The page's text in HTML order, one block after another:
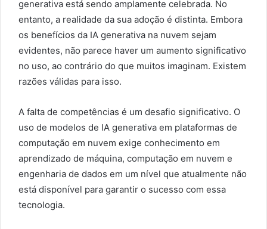
generativa está sendo amplamente celebrada. No
entanto, a realidade da sua adoção é distinta. Embora
os benefícios da IA generativa na nuvem sejam
evidentes, não parece haver um aumento significativo
no uso, ao contrário do que muitos imaginam. Existem
razões válidas para isso.
A falta de competências é um desafio significativo. O
uso de modelos de IA generativa em plataformas de
computação em nuvem exige conhecimento em
aprendizado de máquina, computação em nuvem e
engenharia de dados em um nível que atualmente não
está disponível para garantir o sucesso com essa
tecnologia.